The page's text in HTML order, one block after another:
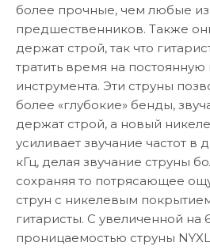
более прочные, чем любые из
предшественников. Также
держат строй, так что
тратить время на
инструмента. Эти струны
более «глубокие» бенды,
держат строй, а новый
усиливает звучание частот в
кГц, делая звучание струны
сохраняя то потрясающее
струн с никелевым
гитаристы. С увеличенной на
проницаемостью струны